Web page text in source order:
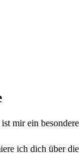
mir ein
ich dich über